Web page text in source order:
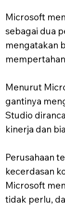
Microsoft
sebagai dua
mengatakan
Menurut
gantinya
Studio
kinerja dan
Perusahaan
kecerdasan
Microsoft
tidak perlu,